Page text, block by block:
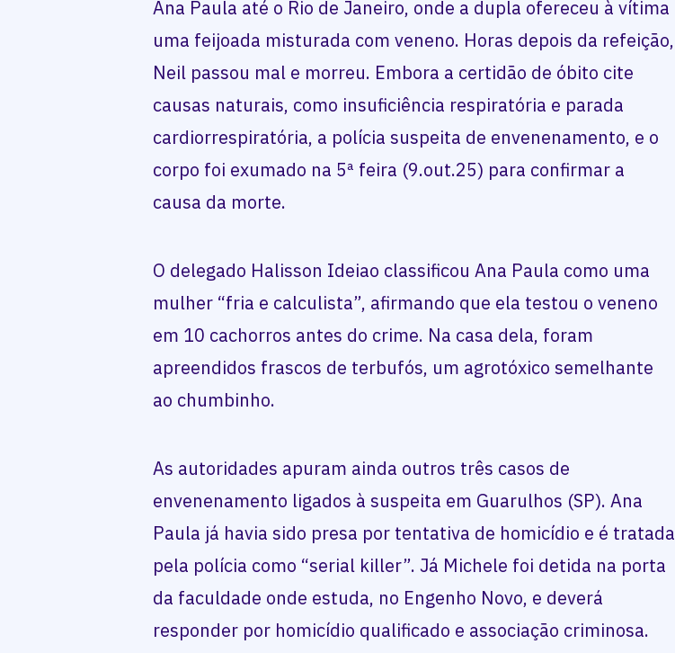
Ana Paula até o Rio de Janeiro, onde a dupla ofereceu à vítima
uma feijoada misturada com veneno. Horas depois da refeição,
Neil passou mal e morreu. Embora a certidão de óbito cite
causas naturais, como insuficiência respiratória e parada
cardiorrespiratória, a polícia suspeita de envenenamento, e o
corpo foi exumado na 5ª feira (9.out.25) para confirmar a
causa da morte.
O delegado Halisson Ideiao classificou Ana Paula como uma
mulher “fria e calculista”, afirmando que ela testou o veneno
em 10 cachorros antes do crime. Na casa dela, foram
apreendidos frascos de terbufós, um agrotóxico semelhante
ao chumbinho.
As autoridades apuram ainda outros três casos de
envenenamento ligados à suspeita em Guarulhos (SP). Ana
Paula já havia sido presa por tentativa de homicídio e é tratada
pela polícia como “serial killer”. Já Michele foi detida na porta
da faculdade onde estuda, no Engenho Novo, e deverá
responder por homicídio qualificado e associação criminosa.